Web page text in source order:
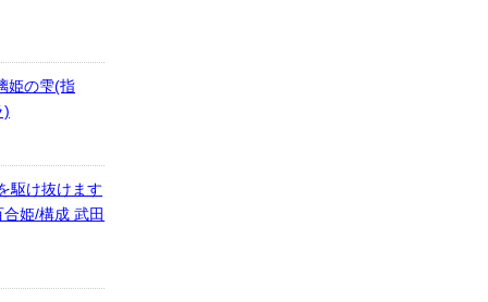
姫の雫(指
)
駆け抜けます
姫/構成 武田